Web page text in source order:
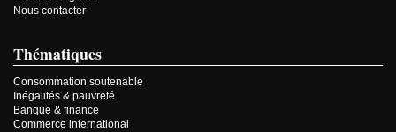
Nous contacter
Thématiques
Consommation soutenable
Inégalités & pauvreté
Banque & finance
Commerce international